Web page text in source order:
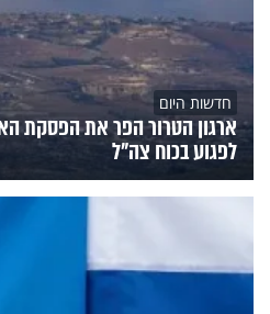
חדשות היום
ארגון הטרור הפר את הפסקת
לפגוע בכוח צה"ל